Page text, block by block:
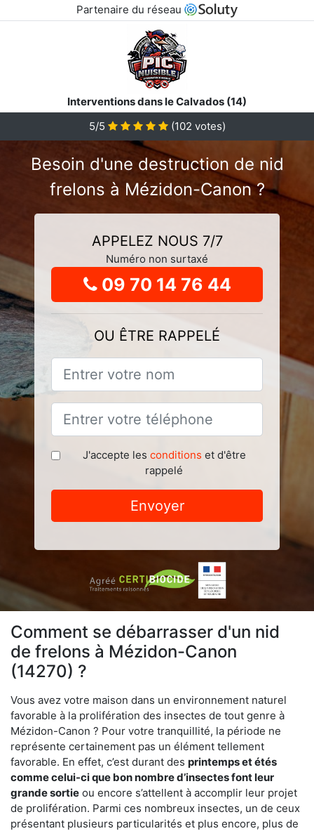
Partenaire du réseau
Interventions dans le Calvados (14)
5/5 (102 votes)
Besoin d'une destruction de nid
frelons à Mézidon-Canon ?
APPELEZ NOUS 7/7
Numéro non surtaxé
09 70 14 76 44
OU ÊTRE RAPPELÉ
J'accepte les conditions et d'être
rappelé
Envoyer
Comment se débarrasser d'un nid
de frelons à Mézidon-Canon
(14270) ?
Vous avez votre maison dans un environnement naturel
favorable à la prolifération des insectes de tout genre à
Mézidon-Canon ? Pour votre tranquillité, la période ne
représente certainement pas un élément tellement
favorable. En effet, c’est durant des printemps et étés
comme celui-ci que bon nombre d’insectes font leur
grande sortie ou encore s’attellent à accomplir leur projet
de prolifération. Parmi ces nombreux insectes, un de ceux
présentant plusieurs particularités et plus encore, plus de